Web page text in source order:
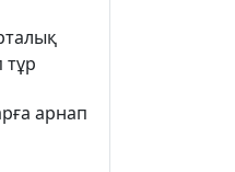
тұр
арнап